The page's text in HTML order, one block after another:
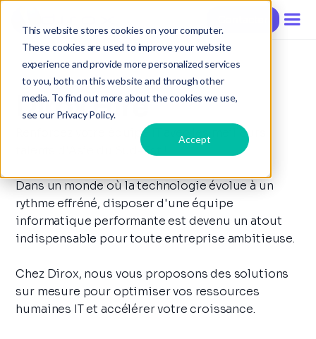
This website stores cookies on your computer.
These cookies are used to improve your website
experience and provide more personalized services
to you, both on this website and through other
media. To find out more about the cookies we use,
see our Privacy Policy.
Accept
Dirox Hire
Renforcez votre équipe IT avec les meilleurs
talents d'Asie du Sud-Est !
Dans un monde où la technologie évolue à un
rythme effréné, disposer d'une équipe
informatique performante est devenu un atout
indispensable pour toute entreprise ambitieuse.
Chez Dirox, nous vous proposons des solutions
sur mesure pour optimiser vos ressources
humaines IT et accélérer votre croissance.